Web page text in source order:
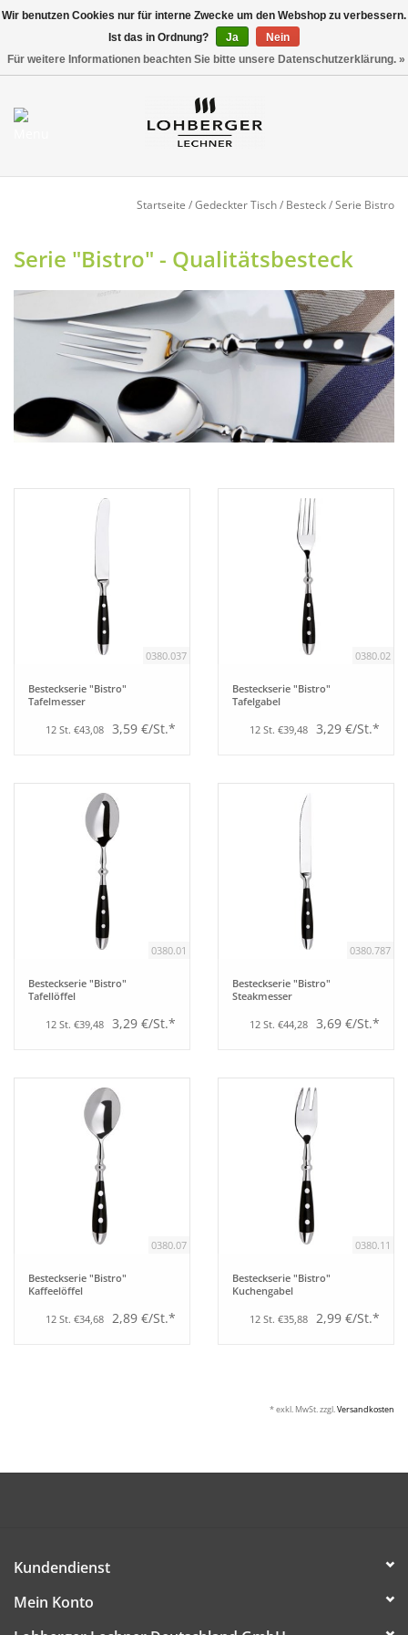
Mein Konto / Kundenkonto
NEU
Gedeckter Tisch
Fingerfood
Berufsbekleidung
Küche
Küchenmöbel
Startseite /Gedeckter Tisch/ Besteck/Serie Bistro
Serie "Bistro" - Qualitätsbesteck
0380.037
Besteckserie "Bistro"
Tafelmesser
12 St. €43,08 3,59 €/St.*
0380.02
Besteckserie "Bistro"
Tafelgabel
12 St. €39,48 3,29 €/St.*
0380.01
Besteckserie "Bistro"
Tafellöffel
12 St. €39,48 3,29 €/St.*
0380.787
Besteckserie "Bistro"
Steakmesser
12 St. €44,28 3,69 €/St.*
0380.07
Besteckserie "Bistro"
Kaffeelöffel
12 St. €34,68 2,89 €/St.*
0380.11
Besteckserie "Bistro"
Kuchengabel
12 St. €35,88 2,99 €/St.*
* exkl. MwSt. zzgl.Versandkosten
Kundendienst
Mein Konto
Wir benutzen Cookies nur für interne Zwecke um den Webshop zu verbessern.
Ist das in Ordnung?
Ja
Nein
Für weitere Informationen beachten Sie bitte unsere Datenschutzerklärung. »